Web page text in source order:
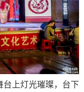
上灯光璀璨，台下